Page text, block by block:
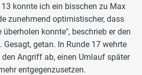
konnte ich ein bisschen zu Max
zunehmend optimistischer, dass
konnte", beschrieb er den
getan. In Runde 17 wehrte
Angriff ab, einen Umlauf später
entgegenzusetzen.